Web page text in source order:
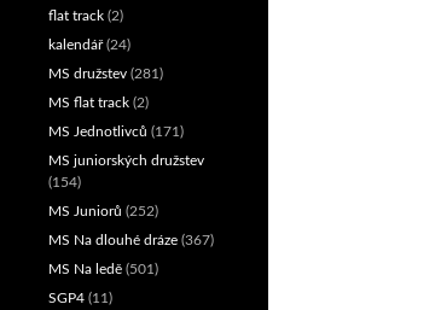
flat track (2)
kalendář(24)
MS družstev (281)
MS flat track (2)
MS Jednotlivců (171)
MS juniorských družstev
(154)
MS Juniorů (252)
MS Na dlouhé dráze (367)
MS Na ledě (501)
SGP4 (11)